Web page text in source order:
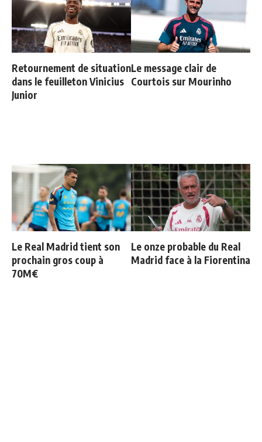
Retournement de situation
dans le feuilleton Vinicius
Junior
Le message clair de
Courtois sur Mourinho
Le Real Madrid tient son
prochain gros coup à
70M€
Le onze probable du Real
Madrid face à la Fiorentina